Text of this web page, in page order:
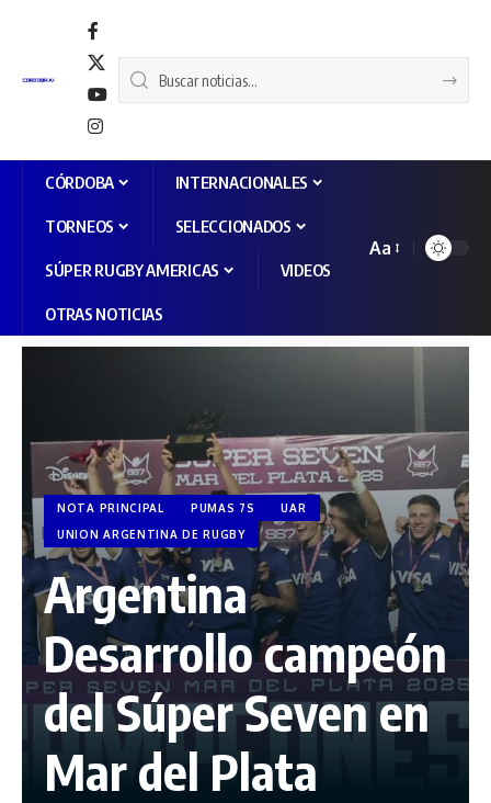
CÓRDOBA INTERNACIONALES
TORNEOS SELECCIONADOS
SÚPER RUGBY AMERICAS VIDEOS
OTRAS NOTICIAS
Aa
NOTA PRINCIPAL PUMAS 7S
UAR
UNION ARGENTINA DE RUGBY
Argentina
Desarrollo campeón
del Súper Seven en
Mar del Plata